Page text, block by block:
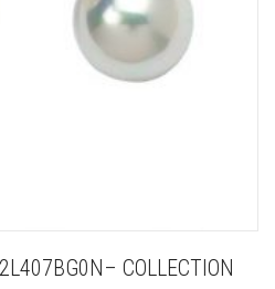
COLLECTION